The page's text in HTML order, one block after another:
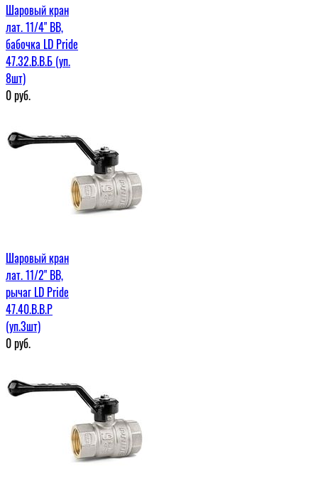
Шаровый кран
лат. 11/4" ВВ,
бабочка LD Pride
47.32.В.В.Б (уп.
8шт)
0руб.
Шаровый кран
лат. 11/2" ВВ,
рычаг LD Pride
47.40.В.В.Р
(уп.3шт)
0руб.